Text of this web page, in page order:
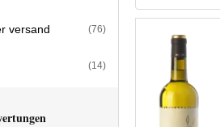
versand (76)
(14)